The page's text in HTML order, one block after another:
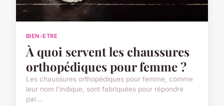
BIEN-ETRE
À quoi servent les chaussures
orthopédiques pour femme ?
Les chaussures orthopédiques pour femme, comme
leur nom l'indique, sont fabriquées pour répondre
par...